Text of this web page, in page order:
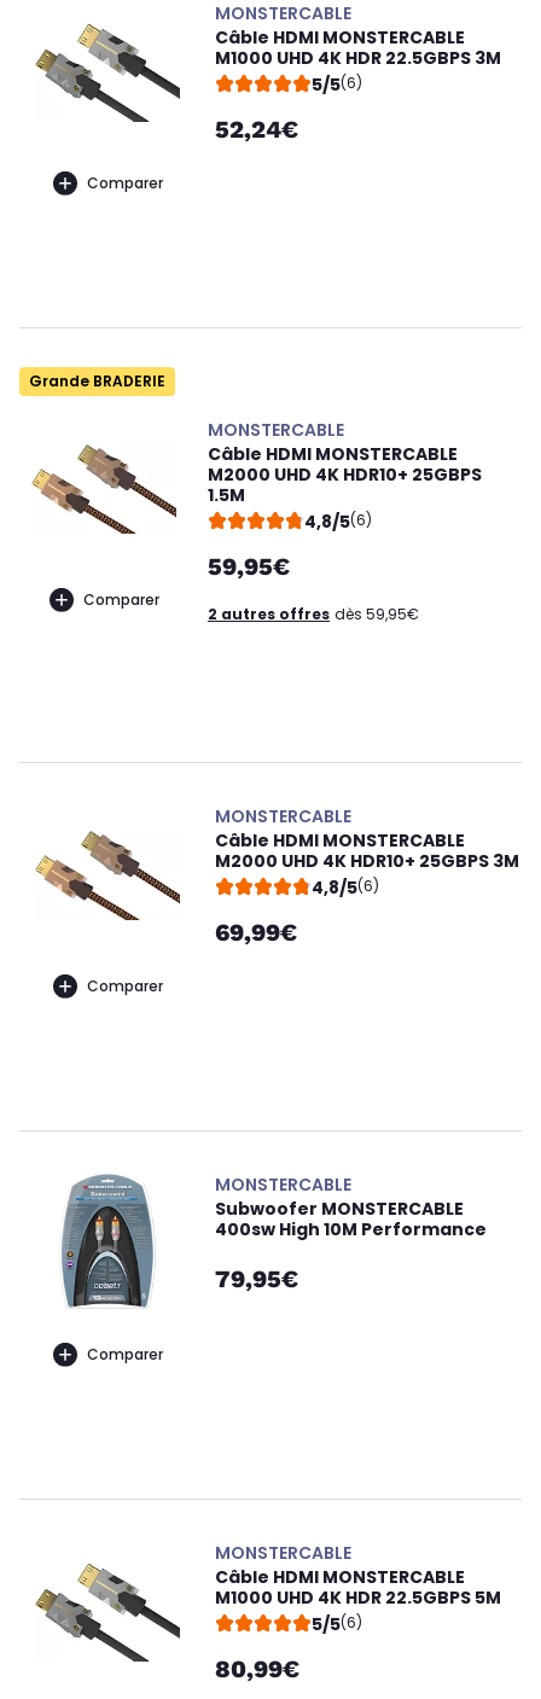
Comparer
MONSTERCABLE
Câble HDMI MONSTERCABLE
M1000 UHD 4K HDR 22.5GBPS 3M
5/5(6)
52,24€
Grande BRADERIE
Comparer
MONSTERCABLE
Câble HDMI MONSTERCABLE
M2000 UHD 4K HDR10+ 25GBPS
1.5M
4,8/5(6)
59,95€
2 autres offres dès 59,95€
Comparer
MONSTERCABLE
Câble HDMI MONSTERCABLE
M2000 UHD 4K HDR10+ 25GBPS 3M
4,8/5(6)
69,99€
Comparer
MONSTERCABLE
Subwoofer MONSTERCABLE
400sw High 10M Performance
79,95€
MONSTERCABLE
Câble HDMI MONSTERCABLE
M1000 UHD 4K HDR 22.5GBPS 5M
5/5(6)
80,99€